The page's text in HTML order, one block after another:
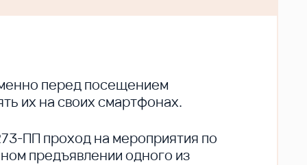
перед посещением
их на своих смартфонах.
ПП проход на мероприятия по
предъявлении одного из